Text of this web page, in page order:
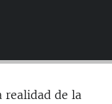
realidad de la